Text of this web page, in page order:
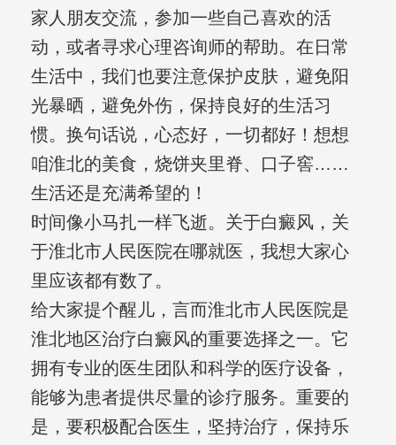
家人朋友交流，参加一些自己喜欢的活
动，或者寻求心理咨询师的帮助。在日常
生活中，我们也要注意保护皮肤，避免阳
光暴晒，避免外伤，保持良好的生活习
惯。换句话说，心态好，一切都好！想想
咱淮北的美食，烧饼夹里脊、口子窖……
生活还是充满希望的！
时间像小马扎一样飞逝。关于白癜风，关
于淮北市人民医院在哪就医，我想大家心
里应该都有数了。
给大家提个醒儿，言而淮北市人民医院是
淮北地区治疗白癜风的重要选择之一。它
拥有专业的医生团队和科学的医疗设备，
能够为患者提供尽量的诊疗服务。重要的
是，要积极配合医生，坚持治疗，保持乐